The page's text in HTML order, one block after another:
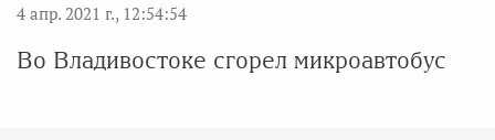
4 апр. 2021 г., 12:54:54
Во Владивостоке сгорел микроавтобус